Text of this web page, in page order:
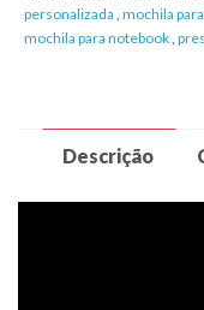
personalizada , mochila
mochila para notebook,
Descrição